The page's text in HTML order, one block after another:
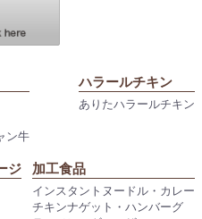
ン牛
ハラールチキン
ありたハラールチキン
ジ 加工食品
インスタントヌードル・カレー
チキンナゲット・ハンバーグ